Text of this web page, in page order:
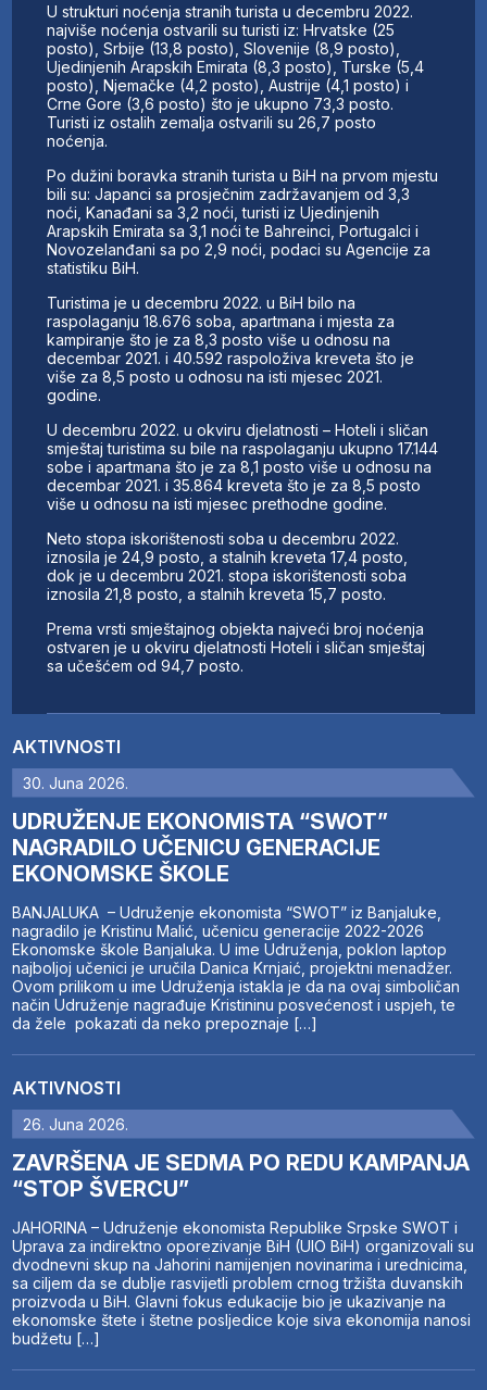
AKTIVNOSTI
30. Juna 2026.
UDRUŽENJE EKONOMISTA “SWOT”
NAGRADILO UČENICU GENERACIJE
EKONOMSKE ŠKOLE
BANJALUKA – Udruženje ekonomista “SWOT” iz Banjaluke,
nagradilo je Kristinu Malić, učenicu generacije 2022-2026
Ekonomske škole Banjaluka. U ime Udruženja, poklon laptop
najboljoj učenici je uručila Danica Krnjaić, projektni menadžer.
Ovom prilikom u ime Udruženja istakla je da na ovaj simboličan
način Udruženje nagrađuje Kristininu posvećenost i uspjeh, te
da žele pokazati da neko prepoznaje […]
AKTIVNOSTI
26. Juna 2026.
ZAVRŠENA JE SEDMA PO REDU KAMPANJA
“STOP ŠVERCU”
JAHORINA – Udruženje ekonomista Republike Srpske SWOT i
Uprava za indirektno oporezivanje BiH (UIO BiH) organizovali su
dvodnevni skup na Jahorini namijenjen novinarima i urednicima,
sa ciljem da se dublje rasvijetli problem crnog tržišta duvanskih
proizvoda u BiH. Glavni fokus edukacije bio je ukazivanje na
ekonomske štete i štetne posljedice koje siva ekonomija nanosi
budžetu […]
U strukturi noćenja stranih turista u decembru 2022.
najviše noćenja ostvarili su turisti iz: Hrvatske (25
posto), Srbije (13,8 posto), Slovenije (8,9 posto),
Ujedinjenih Arapskih Emirata (8,3 posto), Turske (5,4
posto), Njemačke (4,2 posto), Austrije (4,1 posto) i
Crne Gore (3,6 posto) što je ukupno 73,3 posto.
Turisti iz ostalih zemalja ostvarili su 26,7 posto
noćenja.
Po dužini boravka stranih turista u BiH na prvom mjestu
bili su: Japanci sa prosječnim zadržavanjem od 3,3
noći, Kanađani sa 3,2 noći, turisti iz Ujedinjenih
Arapskih Emirata sa 3,1 noći te Bahreinci, Portugalci i
Novozelanđani sa po 2,9 noći, podaci su Agencije za
statistiku BiH.
Turistima je u decembru 2022. u BiH bilo na
raspolaganju 18.676 soba, apartmana i mjesta za
kampiranje što je za 8,3 posto više u odnosu na
decembar 2021. i 40.592 raspoloživa kreveta što je
više za 8,5 posto u odnosu na isti mjesec 2021.
godine.
U decembru 2022. u okviru djelatnosti – Hoteli i sličan
smještaj turistima su bile na raspolaganju ukupno 17.144
sobe i apartmana što je za 8,1 posto više u odnosu na
decembar 2021. i 35.864 kreveta što je za 8,5 posto
više u odnosu na isti mjesec prethodne godine.
Neto stopa iskorištenosti soba u decembru 2022.
iznosila je 24,9 posto, a stalnih kreveta 17,4 posto,
dok je u decembru 2021. stopa iskorištenosti soba
iznosila 21,8 posto, a stalnih kreveta 15,7 posto.
Prema vrsti smještajnog objekta najveći broj noćenja
ostvaren je u okviru djelatnosti Hoteli i sličan smještaj
sa učešćem od 94,7 posto.